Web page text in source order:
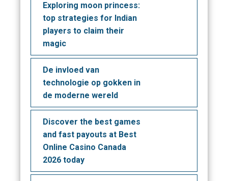
Exploring moon princess:
top strategies for Indian
players to claim their
magic
De invloed van
technologie op gokken in
de moderne wereld
Discover the best games
and fast payouts at Best
Online Casino Canada
2026 today